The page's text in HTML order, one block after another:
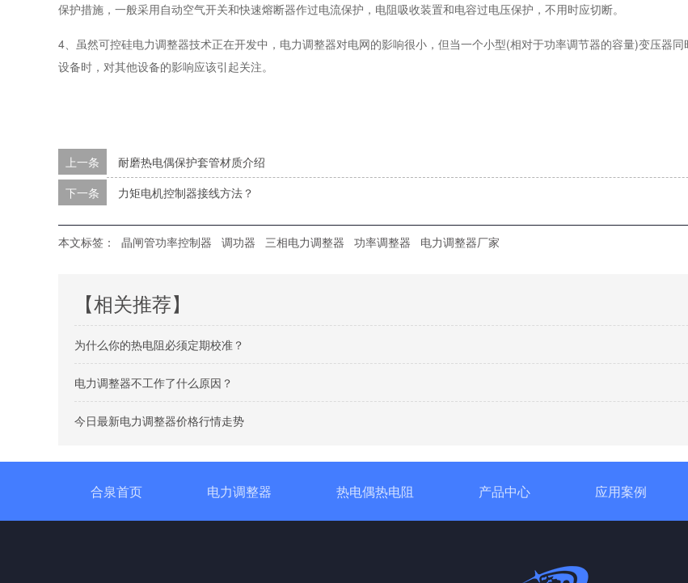
保护措施，一般采用自动空气开关和快速熔断器作过电流保护，电阻吸收装置和电容过电压保护，不用时应切断。
4、虽然可控硅电力调整器技术正在开发中，电力调整器对电网的影响很小，但当一个小型(相对于功率调节器的容量)变压器
设备时，对其他设备的影响应该引起关注。
上一条
耐磨热电偶保护套管材质介绍
下一条 力矩电机控制器接线方法？
本文标签： 晶闸管功率控制器 调功器 三相电力调整器 功率调整器 电力调整器厂家
【相关推荐】
为什么你的热电阻必须定期校准？
电力调整器不工作了什么原因？
今日最新电力调整器价格行情走势
合泉首页 电力调整器 热电偶热电阻 产品中心 应用案例